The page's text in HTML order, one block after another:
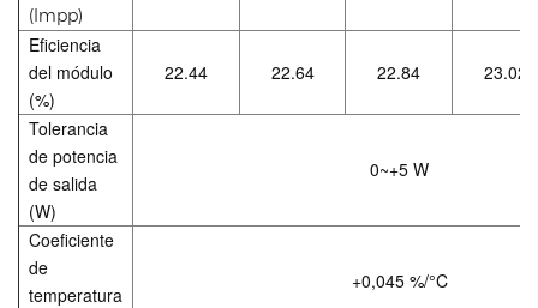
(Impp)
Eficiencia
del módulo
(%)
22.44 22.64 22.84 23.02
Tolerancia
de potencia
de salida
(W)
0~+5 W
Coeficiente
de
temperatura
+0,045 %/°C